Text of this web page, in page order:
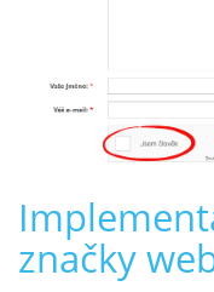
značky